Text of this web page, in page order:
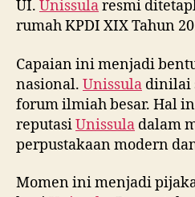
UI. Unissularesmi
rumah KPDI XIX Tahun
Capaian ini menjadi
nasional. Unissula dinilai
forum ilmiah besar. Hal
reputasiUnissula dalam
perpustakaan modern
Momen ini menjadi